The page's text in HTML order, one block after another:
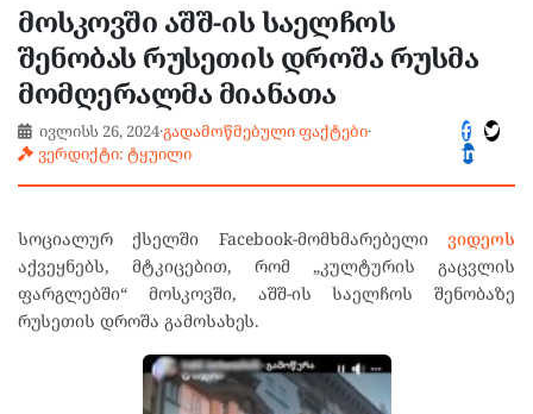
მოსკოვში აშშ-ის საელჩოს
შენობას რუსეთის დროშა რუსმა
მომღერალმა მიანათა
ივლისს 26, 2024·გადამოწმებული ფაქტები·
ვერდიქტი: ტყუილი
სოციალურ ქსელში Facebook-მომხმარებელი ვიდეოს
აქვეყნებს, მტკიცებით, რომ „კულტურის გაცვლის
ფარგლებში“ მოსკოვში, აშშ-ის საელჩოს შენობაზე
რუსეთის დროშა გამოსახეს.